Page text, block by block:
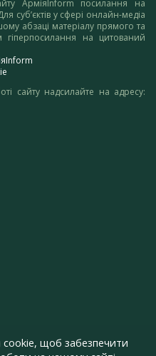
АрміяInform посилання на
суб’єктів у сфері онлайн-медіа
абзаці матеріалу прямого та
гіперпосилання на цитований
сайту надсилайте на адресу:
щоб забезпечити